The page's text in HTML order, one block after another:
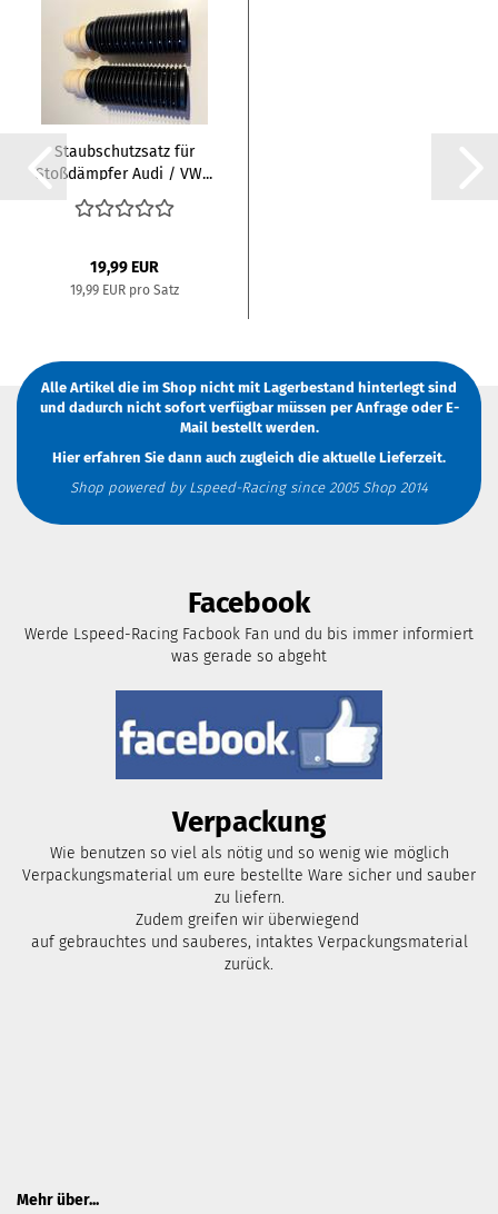
Staubschutzsatz für
Stoßdämpfer Audi / VW...
19,99 EUR
19,99 EUR pro Satz
Alle Artikel die im Shop nicht mit Lagerbestand hinterlegt sind
und dadurch nicht sofort verfügbar müssen per AnfrageoderE-
Mailbestellt werden.
Hier erfahren Sie dann auch zugleich die aktuelle Lieferzeit.
Shop powered by Lspeed-Racing since 2005 Shop 2014
Facebook
Werde Lspeed-Racing Facbook Fan und du bis immer informiert
was gerade so abgeht
Verpackung
Wie benutzen so viel als nötig und so wenig wie möglich
Verpackungsmaterial um eure bestellte Ware sicher und sauber
zu liefern.
Zudem greifen wir überwiegend
auf gebrauchtes und sauberes, intaktes Verpackungsmaterial
zurück.
Mehr über...